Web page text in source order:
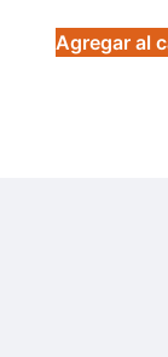
Agregar al